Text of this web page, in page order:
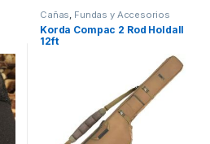
Cañas, Fundas y Accesorios
Korda Compac 2 Rod Holdall
12ft